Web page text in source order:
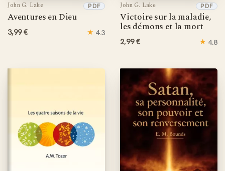
John G. Lake
Aventures en Dieu
PDF
3,99 € ★ 4.3
John G. Lake
Victoire sur la maladie,
les démons et la mort
PDF
2,99 € ★ 4.8